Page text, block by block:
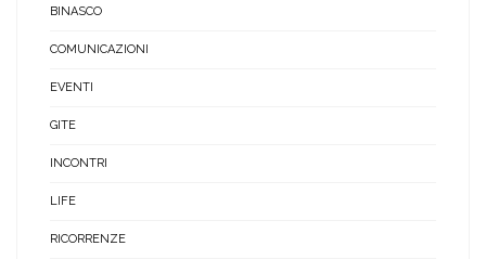
BINASCO
COMUNICAZIONI
EVENTI
GITE
INCONTRI
LIFE
RICORRENZE